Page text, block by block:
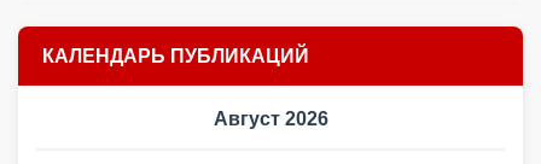
КАЛЕНДАРЬ ПУБЛИКАЦИЙ
Август 2026